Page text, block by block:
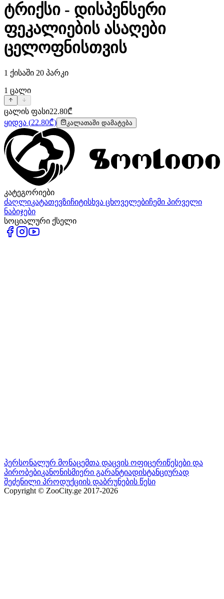
ტრიქსი - დისპენსერი
ფეკალიების ასაღები
ცელოფნისთვის
1 ქისაში 20 პარკი
1 ცალი
ცალის ფასი22.80₾
ყიდვა (22.80₾) კალათაში დამატება
კატეგორიები
ძაღლიკატათევზიჩიტისხვა ცხოველებიჩემი პირველი
ნაბიჯები
სოციალური ქსელი
პერსონალურ მონაცემთა დაცვის ოფიცერიწესები და
პირობებიკანონისმიერი გარანტიადისტანციურად
შეძენილი პროდუქციის დაბრუნების წესი
Copyright © ZooCity.ge 2017-2026